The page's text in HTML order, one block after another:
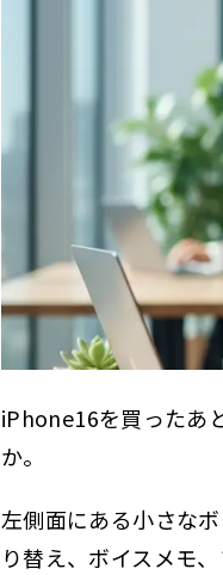
iPhone16を買ったあ
か。
左側面にある小さな
り替え、ボイスメモ
1.7.1 ビ
1.7.2 プ
2 iPhone16
2.1 iPhone
2.1.1 ア
2.1.2 設
2.3.1 迷